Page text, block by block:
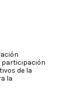
participación
de la
la